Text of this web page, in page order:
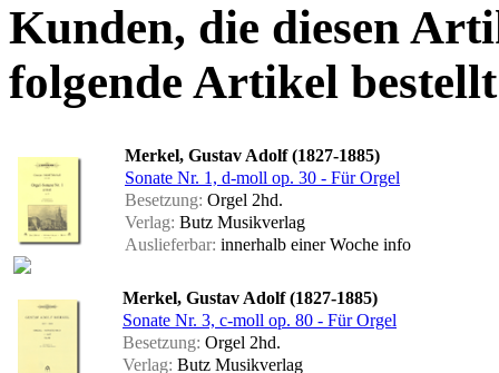
Kunden, die diesen
folgende Artikel
Merkel, Gustav Adolf (1827-1885)
Sonate Nr. 1, d-moll op. 30 - Für Orgel
Besetzung: Orgel 2hd.
Verlag: Butz Musikverlag
Auslieferbar: innerhalb einer Woche info
Merkel, Gustav Adolf (1827-1885)
Sonate Nr. 3, c-moll op. 80 - Für Orgel
Besetzung: Orgel 2hd.
Verlag: Butz Musikverlag